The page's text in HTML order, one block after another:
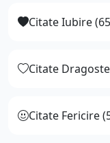
Citate Iubire
Citate
Citate Fericire